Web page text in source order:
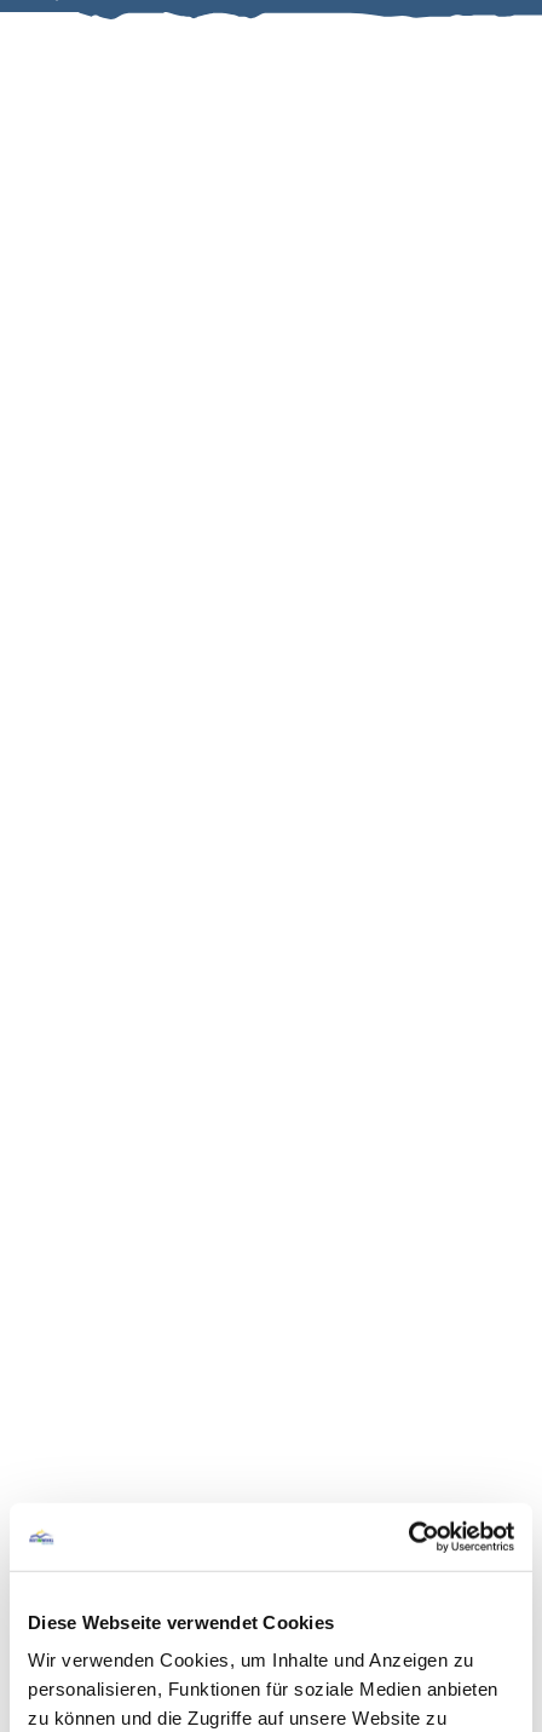
Diese Webseite verwendet Cookies
Wir verwenden Cookies, um Inhalte und Anzeigen zu
personalisieren, Funktionen für soziale Medien anbieten
zu können und die Zugriffe auf unsere Website zu